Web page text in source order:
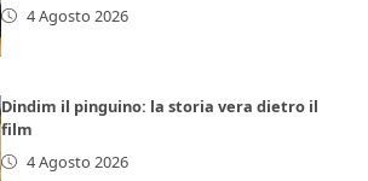
4 Agosto 2026
Dindim il pinguino: la storia vera dietro il
film
4 Agosto 2026